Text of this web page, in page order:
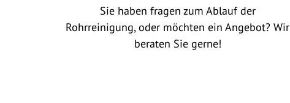
Sie haben fragen zum Ablauf der
Rohrreinigung, oder möchten ein Angebot? Wir
beraten Sie gerne!